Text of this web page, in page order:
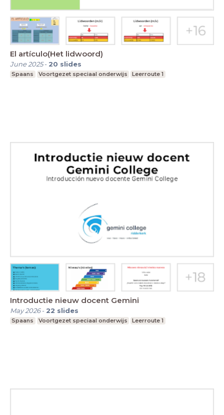
El artículo(Het lidwoord)
June 2025- 20 slides
Spaans Voortgezet speciaal onderwijs Leerroute 1
Introductie nieuw docent Gemini
May 2026- 22 slides
Spaans Voortgezet speciaal onderwijs Leerroute 1